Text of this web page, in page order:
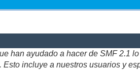
han ayudado a hacer de SMF 2.1
incluye a nuestros usuarios y